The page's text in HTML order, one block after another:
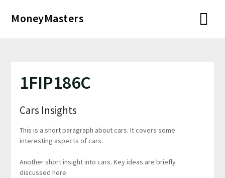
MoneyMasters
1FIP186C
Cars Insights
This is a short paragraph about cars. It covers some
interesting aspects of cars.
Another short insight into cars. Key ideas are briefly
discussed here.